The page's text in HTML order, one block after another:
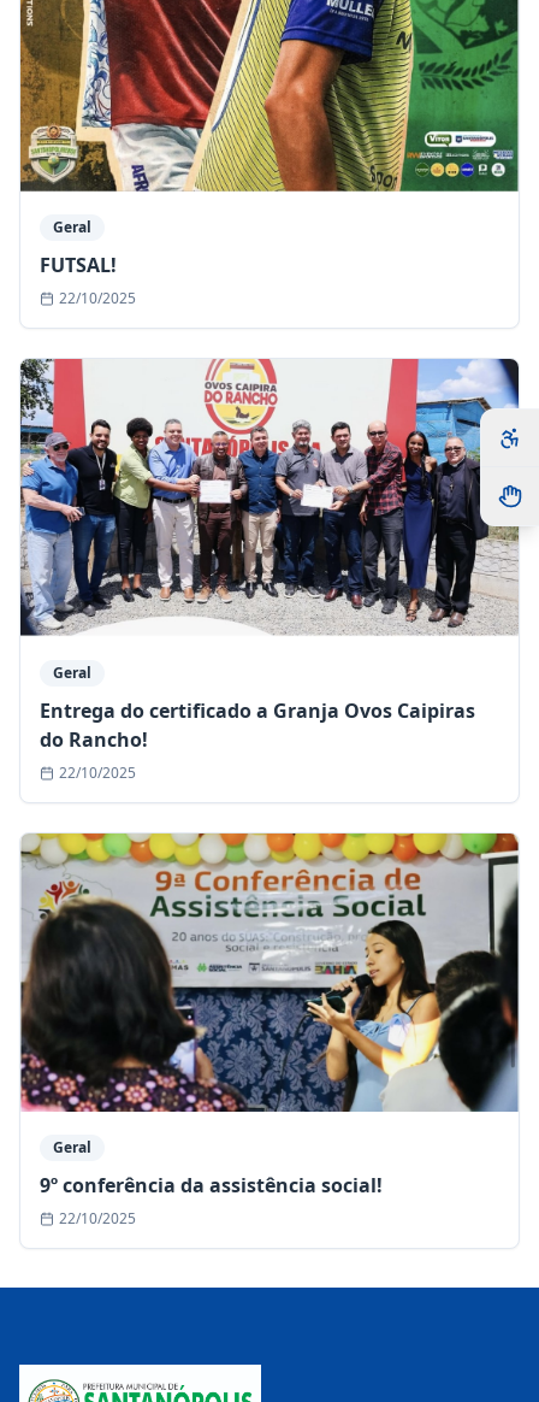
Geral
FUTSAL!
22/10/2025
Geral
Entrega do certificado a Granja Ovos Caipiras
do Rancho!
22/10/2025
Geral
9º conferência da assistência social!
22/10/2025